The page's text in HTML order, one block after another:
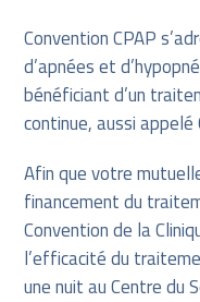
Convention CPAP
d’apnées et
bénéficiant d’un
continue, aussi appelé
Afin que votre
financement du
Convention de la
l’efficacité du
une nuit au Centre du